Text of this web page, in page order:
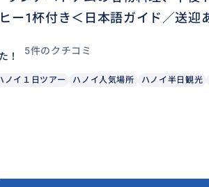
ー1杯付き＜日本語ガイド／送迎
！
5件のクチコミ
ノイ１日ツアー ハノイ人気場所 ハノイ半日観光